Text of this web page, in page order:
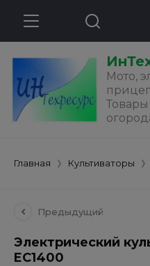
Мото,
Главная Культиваторы
Предыдущий
Электрический
EC1400